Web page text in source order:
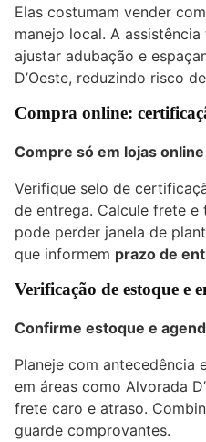
Elas costumam vender
manejo local. A
ajustar adubação e
D’Oeste, reduzindo risco
Compra online:
Compre só em lojas
Verifique selo de
de entrega. Calcule frete e
pode perder janela de
que informem prazo de
Verificação de estoque e
Confirme estoque e
Planeje com antecedência
em áreas como Alvorada
frete caro e atraso.
guarde comprovantes.